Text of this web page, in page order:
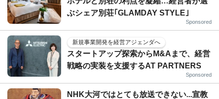
ぶシェア別荘｢GLAMDAY STYLE｣
Sponsored
新規事業開発を経営アジェンダへ
スタートアップ探索からM&Aまで、経営
戦略の実装を支援するAT PARTNERS
Sponsored
NHK大河ではとても放送できない...宣教